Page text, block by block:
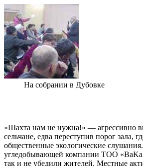
На собрании в Дубовке
«Шахта нам не нужна!» — агрессивно
сельчане, едва переступив порог зала,
общественные экологические
угледобывающей компании ТОО
так и не убедили жителей. Местные